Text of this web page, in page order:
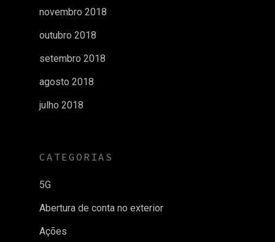
novembro 2018
outubro 2018
setembro 2018
agosto 2018
julho 2018
CATEGORIAS
5G
Abertura de conta no exterior
Ações